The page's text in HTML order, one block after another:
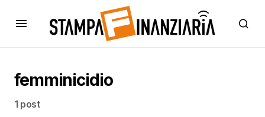
femminicidio
1 post